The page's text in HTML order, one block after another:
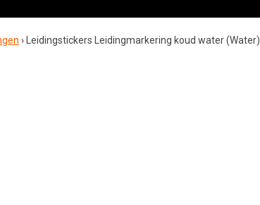
›
Leidingstickers Leidingmarkering koud water (Water)